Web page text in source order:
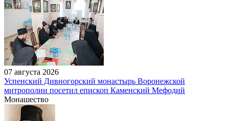
07 августа 2026
Успенский Дивногорский монастырь Воронежской
митрополии посетил епископ Каменский Мефодий
Монашество